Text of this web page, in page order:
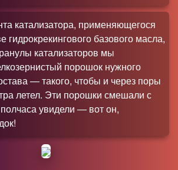
катализатора, применяющегося
гидрокрекингового базового масла,
катализаторов мы
порошок нужного
— такого, чтобы и через поры
летел. Эти порошки смешали с
увидели — вот он,